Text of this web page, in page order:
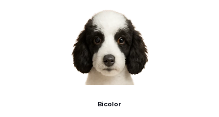
Bicolor